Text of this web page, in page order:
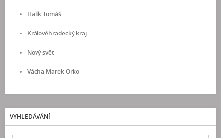
Halík Tomáš
Královéhradecký kraj
Nový svět
Vácha Marek Orko
VYHLEDÁVÁNÍ